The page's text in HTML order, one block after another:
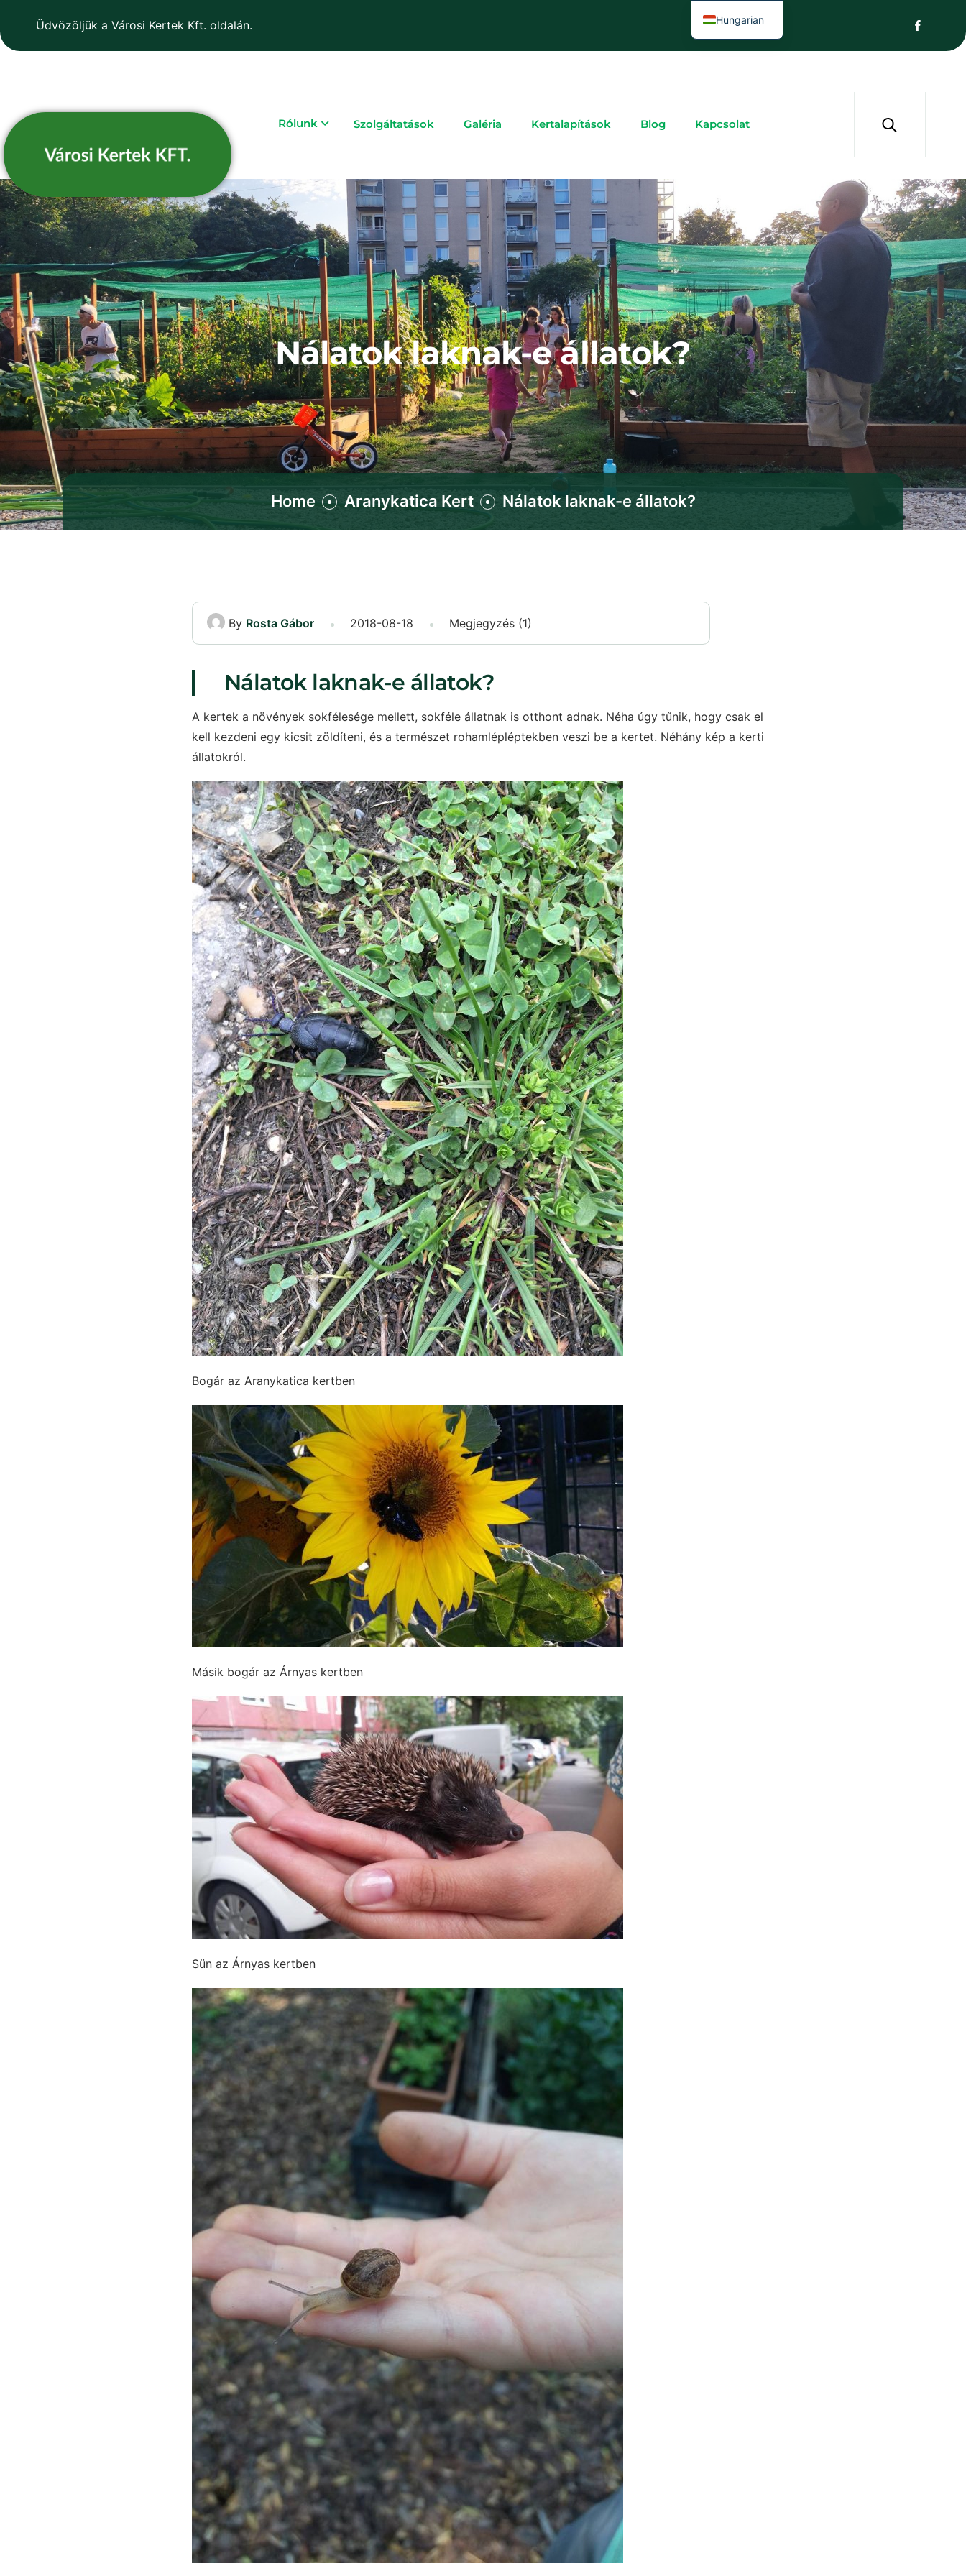
Üdvözöljük a Városi Kertek Kft. oldalán.
Rólunk Szolgáltatások Galéria Kertalapítások Blog Kapcsolat
Nálatok laknak-e állatok?
Home Aranykatica Kert Nálatok laknak-e állatok?
By Rosta Gábor 2018-08-18 Megjegyzés (1)
Nálatok laknak-e állatok?
A kertek a növények sokfélesége mellett, sokféle állatnak is otthont adnak. Néha úgy tűnik, hogy csak el
kell kezdeni egy kicsit zöldíteni, és a természet rohamlépléptekben veszi be a kertet. Néhány kép a kerti
állatokról.
Bogár az Aranykatica kertben
Másik bogár az Árnyas kertben
Sün az Árnyas kertben
Hungarian